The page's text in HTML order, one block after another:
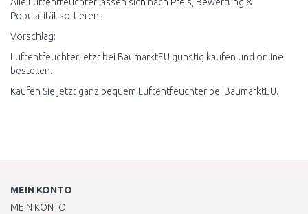
Popularität sortieren.
Vorschlag:
Luftentfeuchter jetzt bei BaumarktEU günstig kaufen und online
bestellen.
Kaufen Sie jetzt ganz bequem Luftentfeuchter bei BaumarktEU.
MEIN KONTO
MEIN KONTO